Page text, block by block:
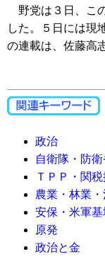
野党は３日、こ
した。５日には現
の連載は、佐藤高
政治
自衛隊・防
ＴＰＰ・関
農業・林業・
安保・米軍基
原発
政治と金